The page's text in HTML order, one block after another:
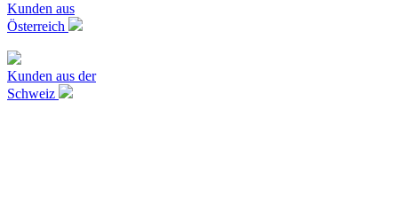
Kunden aus
Österreich
Kunden aus der
Schweiz